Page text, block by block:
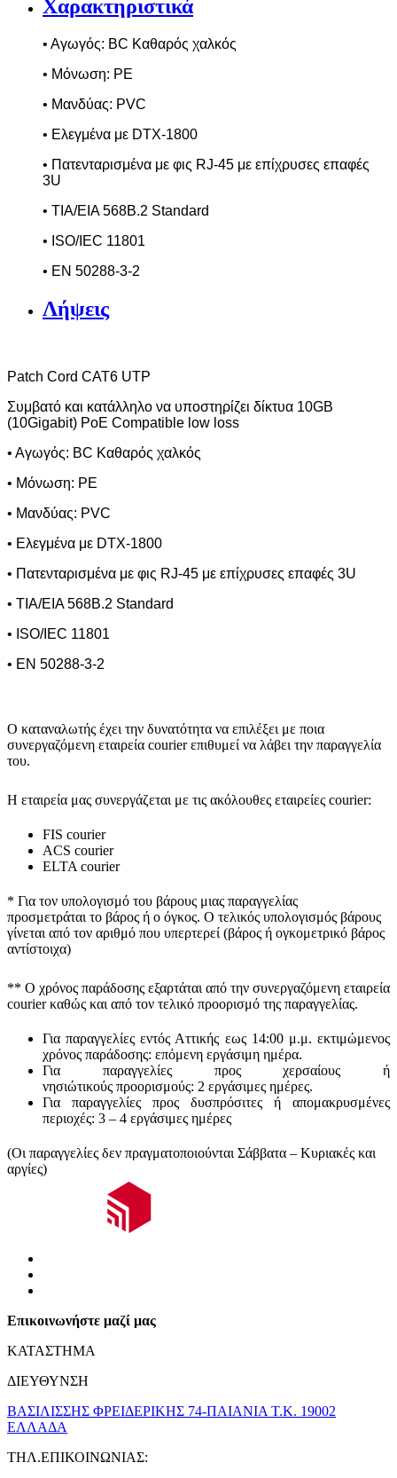
Χαρακτηριστικά
• Αγωγός: BC Kαθαρός χαλκός
• Μόνωση: PE
• Μανδύας: PVC
• Ελεγμένα με DTX-1800
• Πατενταρισμένα με φις RJ-45 με επίχρυσες επαφές
3U
• TIA/EIA 568B.2 Standard
• ISO/IEC 11801
• EN 50288-3-2
Λήψεις
Patch Cord CAT6 UTP
Συμβατό και κατάλληλο να υποστηρίζει δίκτυα 10GΒ
(10Gigabit) PoE Compatible low loss
• Αγωγός: BC Kαθαρός χαλκός
• Μόνωση: PE
• Μανδύας: PVC
• Ελεγμένα με DTX-1800
• Πατενταρισμένα με φις RJ-45 με επίχρυσες επαφές 3U
• TIA/EIA 568B.2 Standard
• ISO/IEC 11801
• EN 50288-3-2
Ο καταναλωτής έχει την δυνατότητα να επιλέξει με ποια
συνεργαζόμενη εταιρεία courier επιθυμεί να λάβει την παραγγελία
του.
Η εταιρεία μας συνεργάζεται με τις ακόλουθες εταιρείες courier:
FIS courier
ACS courier
ELTA courier
* Για τον υπολογισμό του βάρους μιας παραγγελίας
προσμετράται το βάρος ή ο όγκος. Ο τελικός υπολογισμός βάρους
γίνεται από τον αριθμό που υπερτερεί (βάρος ή ογκομετρικό βάρος
αντίστοιχα)
** Ο χρόνος παράδοσης εξαρτάται από την συνεργαζόμενη εταιρεία
courier καθώς και από τον τελικό προορισμό της παραγγελίας.
Για παραγγελίες εντός Αττικής εως 14:00 μ.μ. εκτιμώμενος
χρόνος παράδοσης: επόμενη εργάσιμη ημέρα.
Για παραγγελίες προς χερσαίους ή
νησιώτικούς προορισμούς: 2 εργάσιμες ημέρες.
Για παραγγελίες προς δυσπρόσιτες ή απομακρυσμένες
περιοχές: 3 – 4 εργάσιμες ημέρες
(Οι παραγγελίες δεν πραγματοποιούνται Σάββατα – Κυριακές και
αργίες)
Επικοινωνήστε μαζί μας
ΚΑΤΑΣΤΗΜΑ
ΔΙΕΥΘΥΝΣΗ
ΒΑΣΙΛΙΣΣΗΣ ΦΡΕΙΔΕΡΙΚΗΣ 74-ΠΑΙΑΝΙΑ Τ.Κ. 19002
ΕΛΛΑΔΑ
ΤΗΛ.ΕΠΙΚΟΙΝΩΝΙΑΣ: